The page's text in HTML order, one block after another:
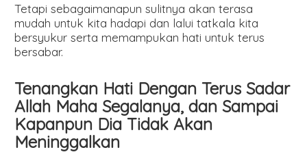
Tetapi sebagaimanapun sulitnya akan terasa
mudah untuk kita hadapi dan lalui tatkala kita
bersyukur serta memampukan hati untuk terus
bersabar.
Tenangkan Hati Dengan Terus Sadar
Allah Maha Segalanya, dan Sampai
Kapanpun Dia Tidak Akan
Meninggalkan